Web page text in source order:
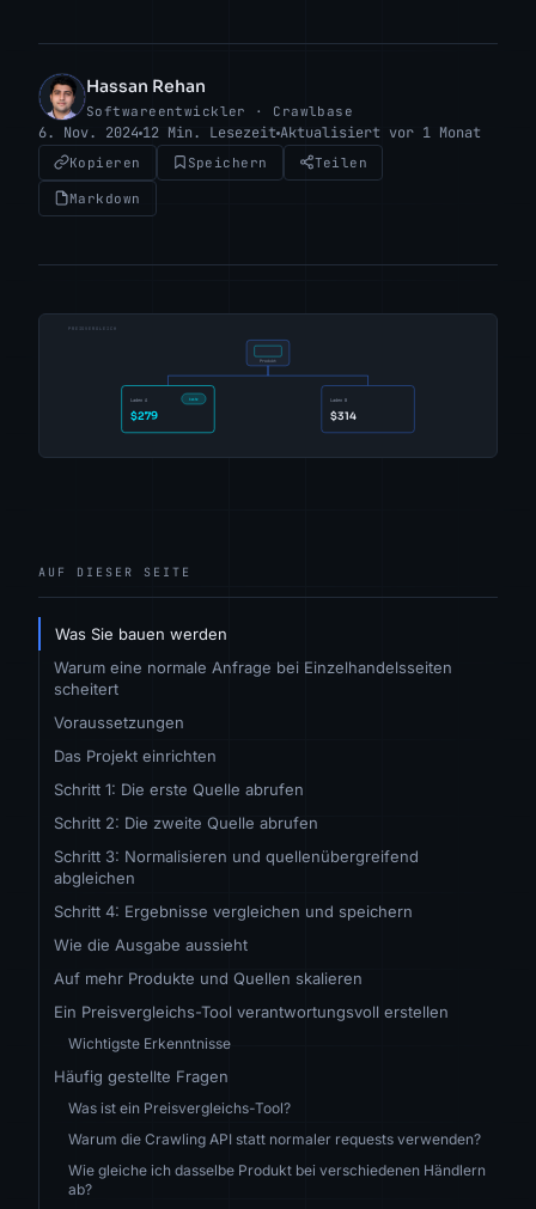
HR
Hassan Rehan
Softwareentwickler · Crawlbase
6. Nov. 2024 12 Min. Lesezeit Aktualisiert vor 1 Monat
Kopieren Speichern Teilen
Markdown
AUF DIESER SEITE
Was Sie bauen werden
Warum eine normale Anfrage bei Einzelhandelsseiten
scheitert
Voraussetzungen
Das Projekt einrichten
Schritt 1: Die erste Quelle abrufen
Schritt 2: Die zweite Quelle abrufen
Schritt 3: Normalisieren und quellenübergreifend
abgleichen
Schritt 4: Ergebnisse vergleichen und speichern
Wie die Ausgabe aussieht
Auf mehr Produkte und Quellen skalieren
Ein Preisvergleichs-Tool verantwortungsvoll erstellen
Wichtigste Erkenntnisse
Häufig gestellte Fragen
Was ist ein Preisvergleichs-Tool?
Warum die Crawling API statt normaler requests verwenden?
Wie gleiche ich dasselbe Produkt bei verschiedenen Händlern
ab?